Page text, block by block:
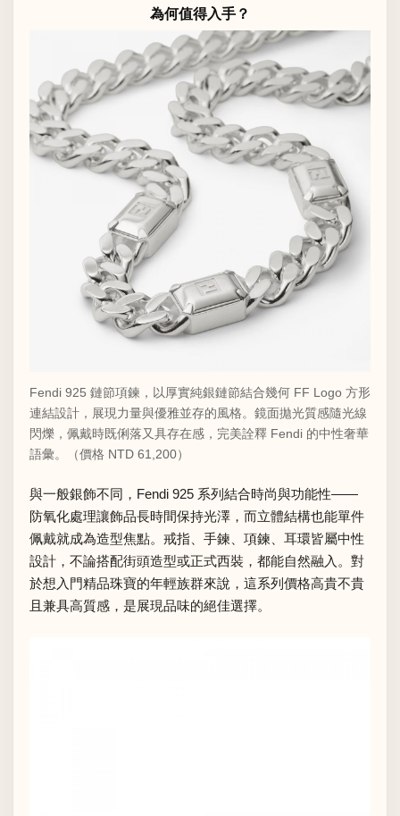
為何值得入手？
Fendi 925 鏈節項鍊，以厚實純銀鏈節結合幾何 FF Logo 方形
連結設計，展現力量與優雅並存的風格。鏡面拋光質感隨光線
閃爍，佩戴時既俐落又具存在感，完美詮釋 Fendi 的中性奢華
語彙。（價格 NTD 61,200）
與一般銀飾不同，Fendi 925 系列結合時尚與功能性——
防氧化處理讓飾品長時間保持光澤，而立體結構也能單件
佩戴就成為造型焦點。戒指、手鍊、項鍊、耳環皆屬中性
設計，不論搭配街頭造型或正式西裝，都能自然融入。對
於想入門精品珠寶的年輕族群來說，這系列價格高貴不貴
且兼具高質感，是展現品味的絕佳選擇。